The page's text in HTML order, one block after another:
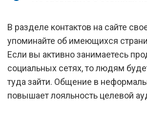
В разделе контактов на сайте
упоминайте об имеющихся
Если вы активно занимаетесь
социальных сетях, то людям
туда зайти. Общение в
повышает лояльность целевой